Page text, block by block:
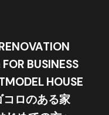
BUSINESS
MODEL HOUSE
コロのある家